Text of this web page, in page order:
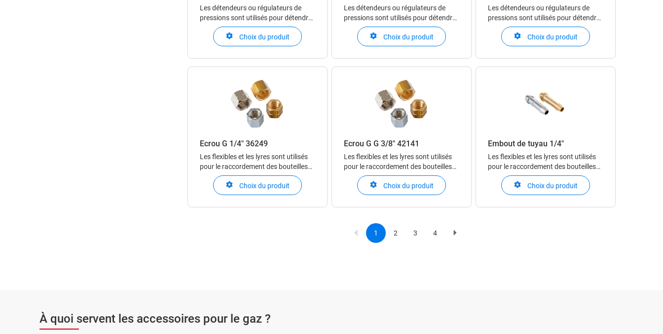
Les détendeurs ou régulateurs de
pressions sont utilisés pour détendre
un gaz comprimé ou un gaz liquéfié
en phase gazeuse. Ils permettent
d’ajuster précisément et de maintenir
stable la pression du gaz en aval du
détendeur.
Choix du produit
Les détendeurs ou régulateurs de
pressions sont utilisés pour détendre
un gaz comprimé ou un gaz liquéfié
en phase gazeuse. Ils permettent
d’ajuster précisément et de maintenir
stable la pression du gaz en aval du
détendeur.
Choix du produit
Les détendeurs ou régulateurs de
pressions sont utilisés pour détendre
un gaz comprimé ou un gaz liquéfié
en phase gazeuse. Ils permettent
d’ajuster précisément et de maintenir
stable la pression du gaz en aval du
détendeur.
Choix du produit
Écrou G 1/4" 36249
Les flexibles et les lyres sont utilisés
pour le raccordement des bouteilles
ou des cadres aux centrales et
modules. Les lyres sont obligatoires
en cas d’utilisation de gaz corrosifs.
Les raccords sont utilisés pour
Choix du produit
Écrou G G 3/8" 42141
Les flexibles et les lyres sont utilisés
pour le raccordement des bouteilles
ou des cadres aux centrales et
modules. Les lyres sont obligatoires
en cas d’utilisation de gaz corrosifs.
Les raccords sont utilisés pour
Choix du produit
Embout de tuyau 1/4"
Les flexibles et les lyres sont utilisés
pour le raccordement des bouteilles
ou des cadres aux centrales et
modules. Les lyres sont obligatoires
en cas d’utilisation de gaz corrosifs.
Les raccords sont utilisés pour
Choix du produit
Current
page
1 Page
2 Page
3 Page
4
Next
À quoi servent les accessoires pour le gaz ?